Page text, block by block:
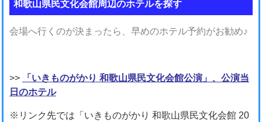
和歌山県民文化会館周辺のホテルを探す
会場へ行くのが決まったら、早めのホテル予約がお勧め♪
>>
「いきものがかり 和歌山県民文化会館公演」、公演当
日のホテル
※リンク先では「いきものがかり 和歌山県民文化会館 20